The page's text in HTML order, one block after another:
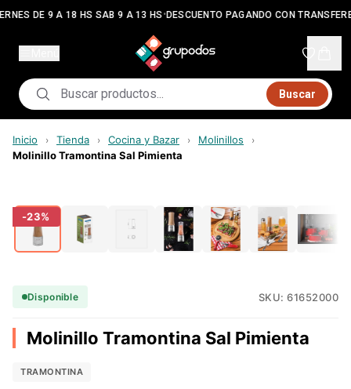
DE 9 A 18 HS SAB 9 A 13 HS•DESCUENTO PAGANDO CON
Buscar
Inicio › Tienda › Cocina y Bazar › Molinillos ›
Molinillo Tramontina Sal Pimienta
-23%
Disponible SKU: 61652000
Molinillo Tramontina Sal Pimienta
TRAMONTINA